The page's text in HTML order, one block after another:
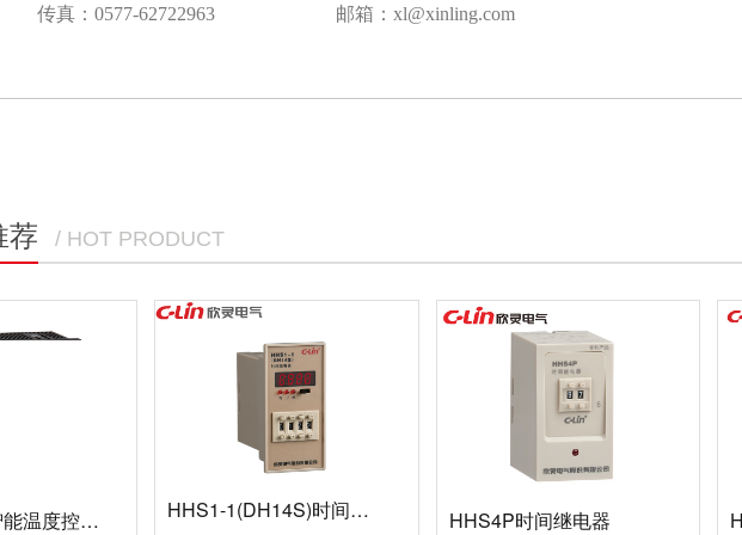
传真：0577-62722963 邮箱：xl@xinling.com
荐 / HOT PRODUCT
HB901系列智能温度控制仪 HHS1-1(DH14S)时间继电器 HHS4P时间继电器